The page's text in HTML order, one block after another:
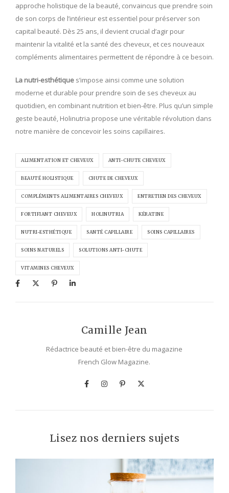
approche holistique de la beauté, convaincus que prendre soin
de son corps de l’intérieur est essentiel pour préserver son
capital beauté. Dès 25 ans, il devient crucial d’agir pour
maintenir la vitalité et la santé des cheveux, et ces nouveaux
compléments alimentaires permettent de répondre à ce besoin.
La nutri-esthétique s’impose ainsi comme une solution
moderne et durable pour prendre soin de ses cheveux au
quotidien, en combinant nutrition et bien-être. Plus qu’un simple
geste beauté, Holinutria propose une véritable révolution dans
notre manière de concevoir les soins capillaires.
ALIMENTATION ET CHEVEUX ANTI-CHUTE CHEVEUX
BEAUTÉ HOLISTIQUE CHUTE DE CHEVEUX
COMPLÉMENTS ALIMENTAIRES CHEVEUX ENTRETIEN DES CHEVEUX
FORTIFIANT CHEVEUX HOLINUTRIA KÉRATINE
NUTRI-ESTHÉTIQUE SANTÉ CAPILLAIRE SOINS CAPILLAIRES
SOINS NATURELS SOLUTIONS ANTI-CHUTE
VITAMINES CHEVEUX
Camille Jean
Rédactrice beauté et bien-être du magazine
French Glow Magazine.
Lisez nos derniers sujets